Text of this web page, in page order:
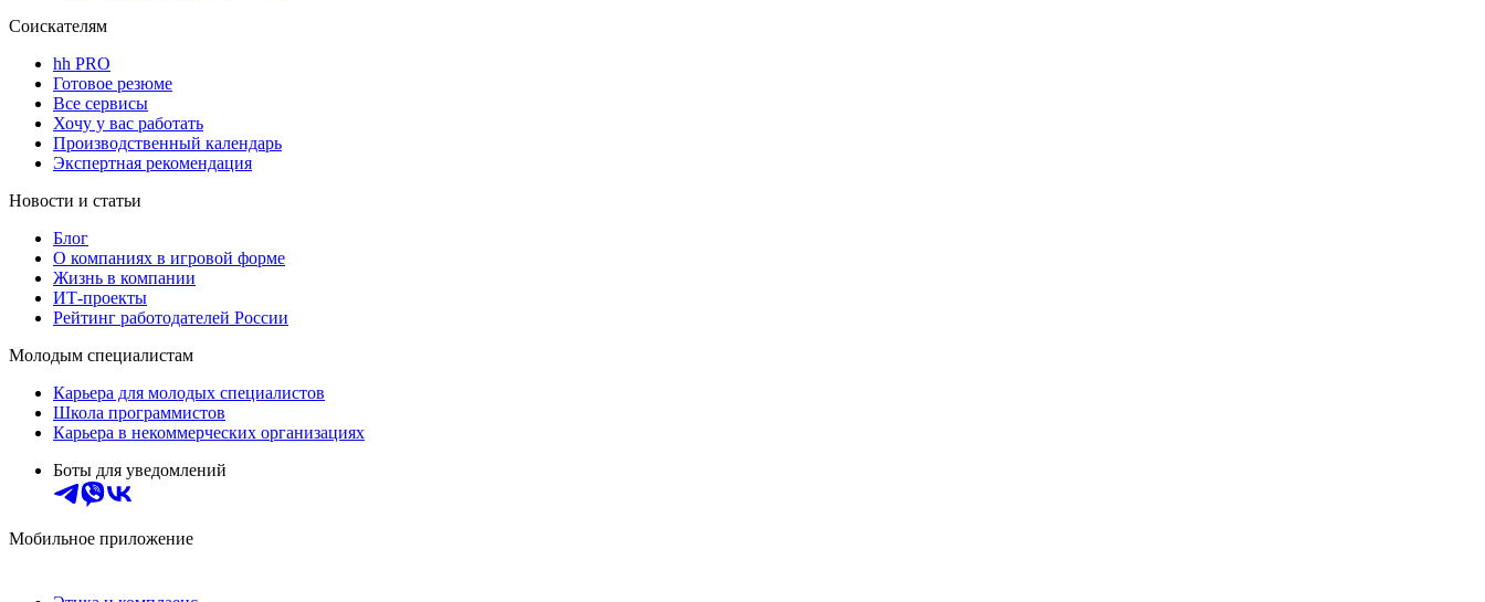
Соискателям
hh PRO
Готовое резюме
Все сервисы
Хочу у вас работать
Производственный календарь
Экспертная рекомендация
Новости и статьи
Блог
О компаниях в игровой форме
Жизнь в компании
ИТ-проекты
Рейтинг работодателей России
Молодым специалистам
Карьера для молодых специалистов
Школа программистов
Карьера в некоммерческих организациях
Боты для уведомлений
Мобильное приложение